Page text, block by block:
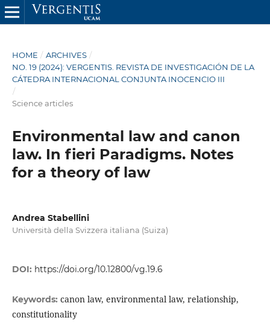
HOME / ARCHIVES /
NO. 19 (2024): VERGENTIS. REVISTA DE INVESTIGACIÓN DE LA
CÁTEDRA INTERNACIONAL CONJUNTA INOCENCIO III
/
Science articles
Environmental law and canon
law. In fieri Paradigms. Notes
for a theory of law
Andrea Stabellini
Università della Svizzera italiana (Suiza)
DOI: https://doi.org/10.12800/vg.19.6
Keywords: canon law, environmental law, relationship,
constitutionality